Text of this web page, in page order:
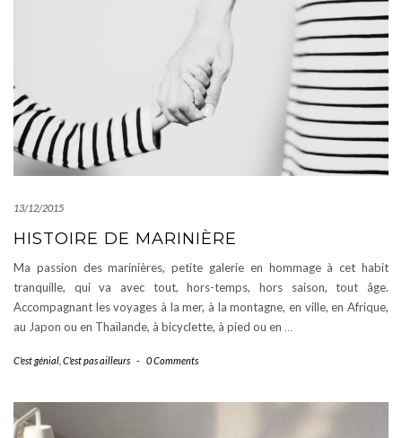
13/12/2015
HISTOIRE DE MARINIÈRE
Ma passion des marinières, petite galerie en hommage à cet habit
tranquille, qui va avec tout, hors-temps, hors saison, tout âge.
Accompagnant les voyages à la mer, à la montagne, en ville, en Afrique,
au Japon ou en Thaïlande, à bicyclette, à pied ou en …
C'est génial C'est pas ailleurs - 0 Comments